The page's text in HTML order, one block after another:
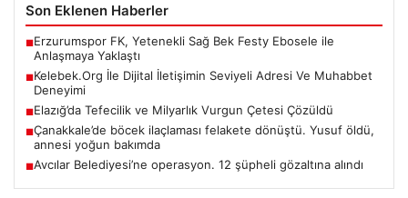
Son Eklenen Haberler
■Erzurumspor FK, Yetenekli Sağ Bek Festy Ebosele ile
Anlaşmaya Yaklaştı
■Kelebek.Org İle Dijital İletişimin Seviyeli Adresi Ve Muhabbet
Deneyimi
■Elazığ’da Tefecilik ve Milyarlık Vurgun Çetesi Çözüldü
■Çanakkale’de böcek ilaçlaması felakete dönüştü. Yusuf öldü,
annesi yoğun bakımda
■Avcılar Belediyesi’ne operasyon. 12 şüpheli gözaltına alındı